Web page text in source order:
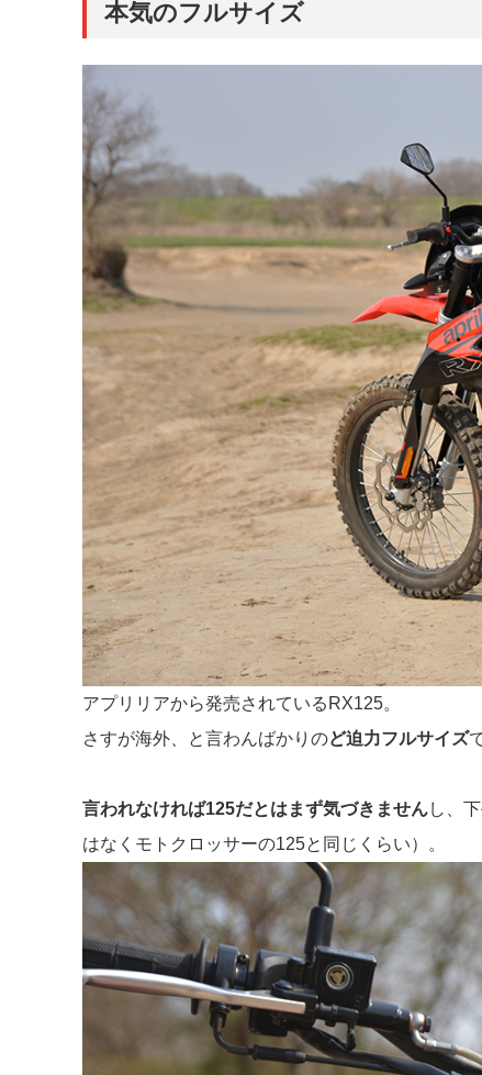
本気のフルサイズ
アプリリアから発売されているRX125。
さすが海外、と言わんばかりのど迫力フルサイズ
言われなければ125だとはまず気づきませんし、
はなくモトクロッサーの125と同じくらい）。